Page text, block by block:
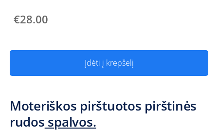
€28.00
Įdėti į krepšelį
Moteriškos pirštuotos pirštinės
rudos spalvos.